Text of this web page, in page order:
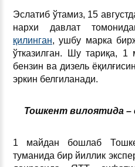
Эслатиб ўтамиз, 15
нархи давлат
қилинган, ушбу марка
ўтказилган. Шу тариқа, 1
бензин ва дизель
эркин белгиланади.
Тошкент вилоятида –
1 майдан бошлаб
туманида бир йиллик